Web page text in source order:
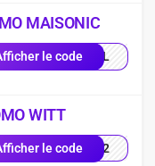
MAISONIC
le codeLEIL
WITT
le code2102